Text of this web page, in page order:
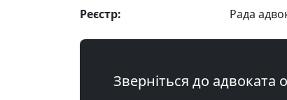
Реєстр:
Рада
Зверніться до адвоката